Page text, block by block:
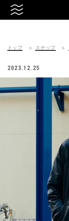
トップ スナップ
2023.12.25